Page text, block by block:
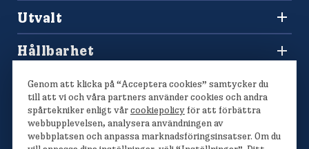
Press och nyhetsrum
Sponsring
Tävlingar
Hitta din Polarklämma
Utvalt
Lediga jobb
Våra bröd
Hållbarhet
Polarmetoden
Genom att klicka på “Acceptera cookies” samtycker du
till att vi och våra partners använder cookies och andra
spårtekniker enligt vårcookiepolicyför att förbättra
webbupplevelsen, analysera användningen av
webbplatsen och anpassa marknadsföringsinsatser. Om du